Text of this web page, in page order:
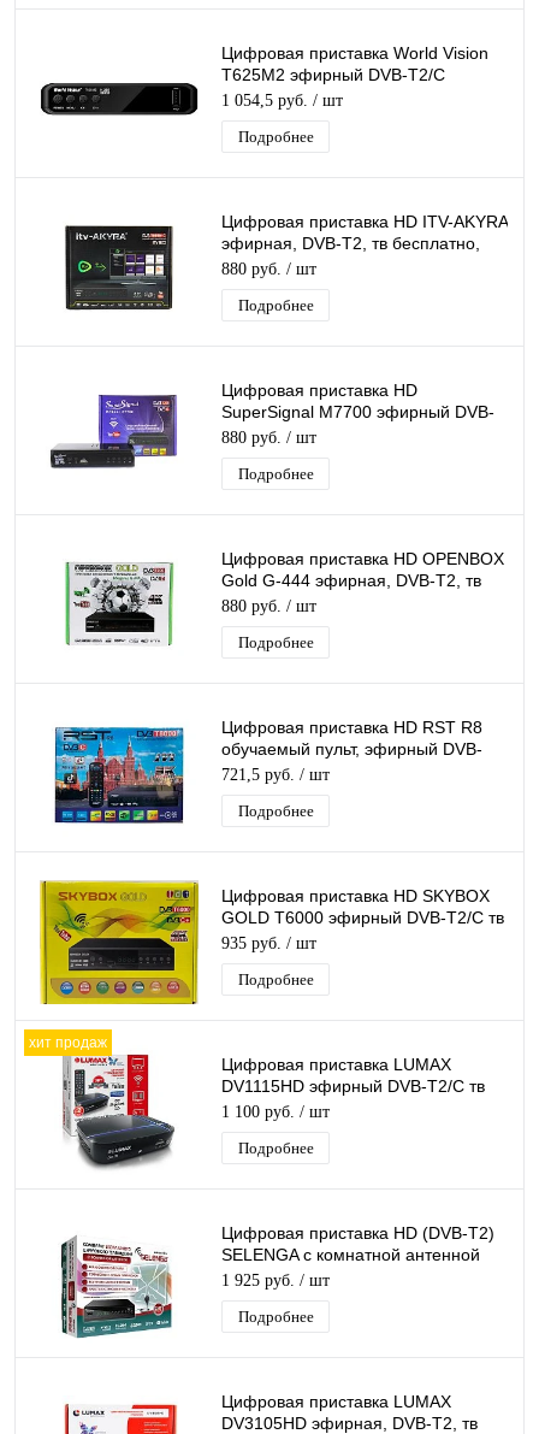
Цифровая приставка World Vision
T625M2 эфирный DVB-T2/C
бесплатное тв TV-тюнер
медиаплеер
1 054,5 руб. / шт
Подробнее
Цифровая приставка HD ITV-AKYRA
эфирная, DVB-T2, тв бесплатно,
тюнер, ресивер, приемник
880 руб. / шт
Подробнее
Цифровая приставка HD
SuperSignal M7700 эфирный DVB-
T2/C тв приставка, тв тюнер, tvbox,
медиаплеер
880 руб. / шт
Подробнее
Цифровая приставка HD OPENBOX
Gold G-444 эфирная, DVB-T2, тв
бесплатно, тюнер, ресивер,
приемник
880 руб. / шт
Подробнее
Цифровая приставка HD RST R8
обучаемый пульт, эфирный DVB-
T2/C тв ресивер бесплатное тв
721,5 руб. / шт
Подробнее
Цифровая приставка HD SKYBOX
GOLD T6000 эфирный DVB-T2/C тв
приставка бесплатное тв тюнер
медиаплеер
935 руб. / шт
Подробнее
хит продаж
Цифровая приставка LUMAX
DV1115HD эфирный DVB-T2/C тв
ресивер бесплатное тв TV-тюнер
медиаплеер IPTV
1 100 руб. / шт
Подробнее
Цифровая приставка HD (DVB-T2)
SELENGA c комнатной антенной
SELENGA
1 925 руб. / шт
Подробнее
Цифровая приставка LUMAX
DV3105HD эфирная, DVB-T2, тв